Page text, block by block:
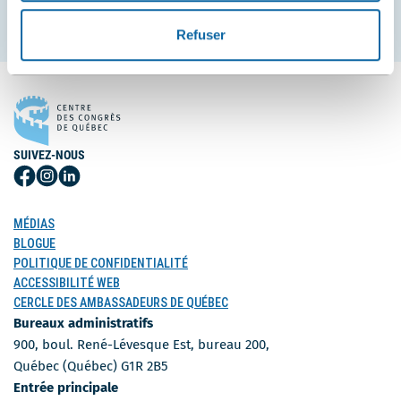
Refuser
SUIVEZ-NOUS
Suivez-
sur
Facebook
Suivez-
Instagram
Suivez-
MÉDIAS
BLOGUE
POLITIQUE DE CONFIDENTIALITÉ
ACCESSIBILITÉ WEB
CERCLE DES AMBASSADEURS DE QUÉBEC
Bureaux administratifs
900, boul. René-Lévesque Est, bureau 200,
Québec (Québec) G1R 2B5
Entrée principale